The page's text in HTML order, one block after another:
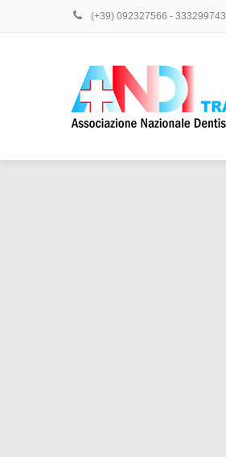
(+39) 092327566 -